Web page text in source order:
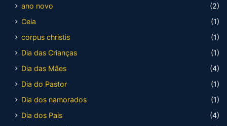
ano novo
(2)
Ceia
(1)
corpus christis
(1)
Dia das Crianças
(1)
Dia das Mães
(4)
Dia do Pastor
(1)
Dia dos namorados
(1)
Dia dos Pais
(4)